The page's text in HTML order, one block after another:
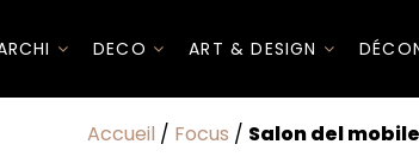
DECO ART & DESIGN
Accueil / Focus / Salon del